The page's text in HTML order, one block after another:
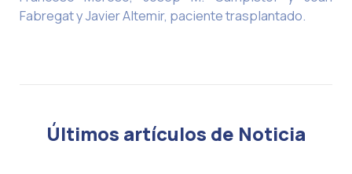
Fabregat y Javier Altemir, paciente trasplantado.
Últimos artículos de Noticia